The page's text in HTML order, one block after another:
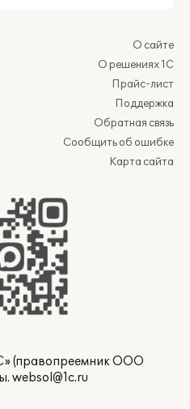
О сайте
О решениях 1С
Прайс-лист
Поддержка
Обратная связь
Сообщить об ошибке
Карта сайта
(правопреемник ООО
websol@1c.ru